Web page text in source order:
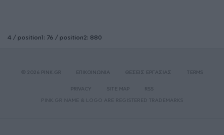
4 / position1: 76 / position2: 880
© 2026 PINK.GR ΕΠΙΚΟΙΝΩΝΙΑ ΘΕΣΕΙΣ ΕΡΓΑΣΙΑΣ TERMS
PRIVACY SITE MAP
RSS
PINK.GR NAME & LOGO ARE REGISTERED TRADEMARKS